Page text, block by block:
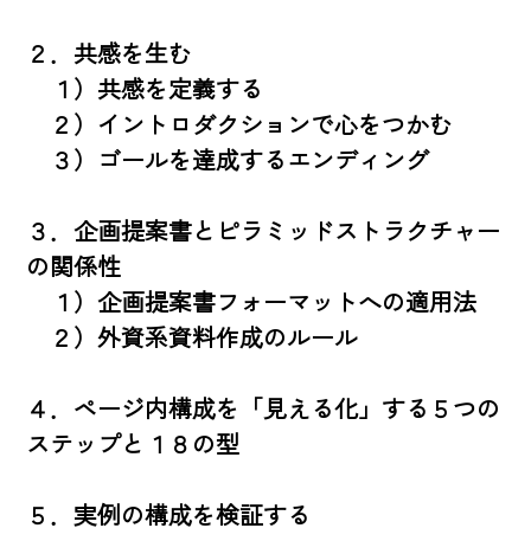
２．共感を生む
１）共感を定義する
２）イントロダクションで心をつかむ
３）ゴールを達成するエンディング
３．企画提案書とピラミッドストラクチャー
の関係性
１）企画提案書フォーマットへの適用法
２）外資系資料作成のルール
４．ページ内構成を「見える化」する５つの
ステップと１８の型
５．実例の構成を検証する